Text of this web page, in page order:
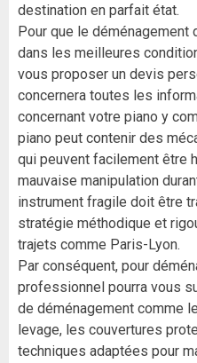
destination en parfait état.
Pour que le
dans les meilleures
vous proposer un devis
concernera toutes les
concernant votre piano y
piano peut contenir des
qui peuvent facilement être
mauvaise manipulation
instrument fragile doit être
stratégie méthodique et
trajets comme Paris-Lyon.
Par conséquent, pour
professionnel pourra vous
de déménagement comme
levage, les couvertures
techniques adaptées pour